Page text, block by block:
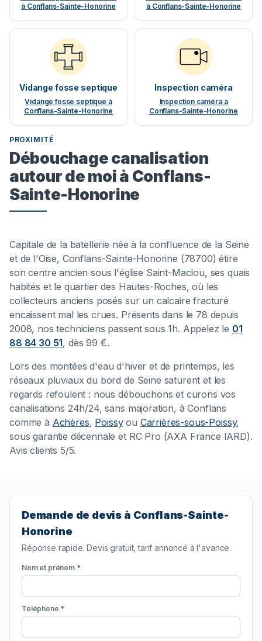
à Conflans-Sainte-Honorine
à Conflans-Sainte-Honorine
Vidange fosse septique
Vidange fosse septique à
Conflans-Sainte-Honorine
Inspection caméra
Inspection caméra à
Conflans-Sainte-Honorine
PROXIMITÉ
Débouchage canalisation
autour de moi à Conflans-
Sainte-Honorine
Capitale de la batellerie née à la confluence de la Seine
et de l'Oise, Conflans-Sainte-Honorine (78700) étire
son centre ancien sous l'église Saint-Maclou, ses quais
habités et le quartier des Hautes-Roches, où les
collecteurs anciens posés sur un calcaire fracturé
encaissent mal les crues. Présents dans le 78 depuis
2008, nos techniciens passent sous 1h. Appelez le 01
88 84 30 51, dès 99 €.
Lors des montées d'eau d'hiver et de printemps, les
réseaux pluviaux du bord de Seine saturent et les
regards refoulent : nous débouchons et curons vos
canalisations 24h/24, sans majoration, à Conflans
comme à Achères, Poissyou Carrières-sous-Poissy,
sous garantie décennale et RC Pro (AXA France IARD).
Avis clients 5/5.
Demande de devis à Conflans-Sainte-
Honorine
Réponse rapide. Devis gratuit, tarif annoncé à l'avance.
Nom et prénom *
Téléphone *